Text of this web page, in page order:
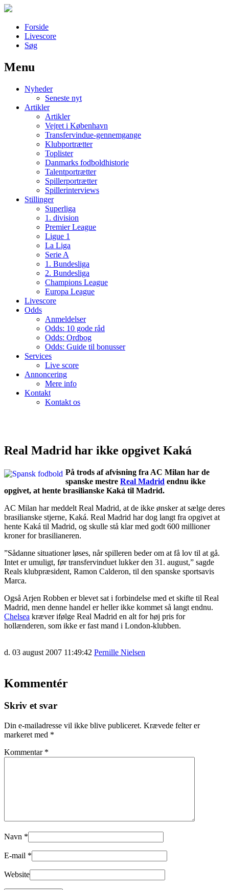
Forside
Livescore
Søg
Наши партнеры
лучшие займы
Menu
Nyheder
Seneste nyt
Artikler
Artikler
Vejret i København
Transfervindue-gennemgange
Klubportrætter
Toplister
Danmarks fodboldhistorie
Talentportrætter
Spillerportrætter
Spillerinterviews
Stillinger
Superliga
1. division
Premier League
Ligue 1
La Liga
Serie A
1. Bundesliga
2. Bundesliga
Champions League
Europa League
Livescore
Odds
Anmeldelser
Odds: 10 gode råd
Odds: Ordbog
Odds: Guide til bonusser
Services
Live score
Annoncering
Mere info
Kontakt
Kontakt os
Real Madrid har ikke opgivet Kaká
På trods af afvisning fra AC Milan har de
spanske mestre Real Madrid endnu ikke
opgivet, at hente brasilianske Kaká til Madrid.
AC Milan har meddelt Real Madrid, at de ikke ønsker at sælge deres
brasilianske stjerne, Kaká. Real Madrid har dog langt fra opgivet at
hente Kaká til Madrid, og skulle stå klar med godt 600 millioner
kroner for brasilianeren.
”Sådanne situationer løses, når spilleren beder om at få lov til at gå.
Intet er umuligt, før transfervinduet lukker den 31. august,” sagde
Reals klubpræsident, Ramon Calderon, til den spanske sportsavis
Marca.
Også Arjen Robben er blevet sat i forbindelse med et skifte til Real
Madrid, men denne handel er heller ikke kommet så langt endnu.
Chelsea kræver ifølge Real Madrid en alt for høj pris for
hollænderen, som ikke er fast mand i London-klubben.
d. 03 august 2007 11:49:42 Pernille Nielsen
Kommentér
Skriv et svar
Din e-mailadresse vil ikke blive publiceret. Krævede felter er
markeret med *
Kommentar *
Navn *
E-mail *
Website